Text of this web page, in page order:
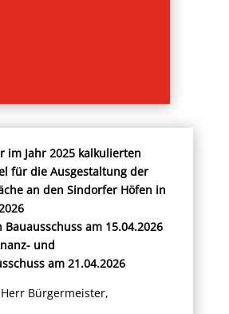
im Jahr 2025 kalkulierten
für die Ausgestaltung der
an den Sindorfer Höfen in
am 15.04.2026
und
am 21.04.2026
Bürgermeister,